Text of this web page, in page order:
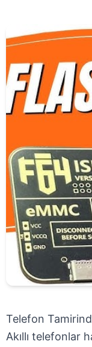
Telefon
Akıllı telefonlar